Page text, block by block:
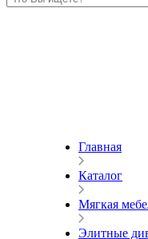
Главная
Каталог
Мягкая
Элитные